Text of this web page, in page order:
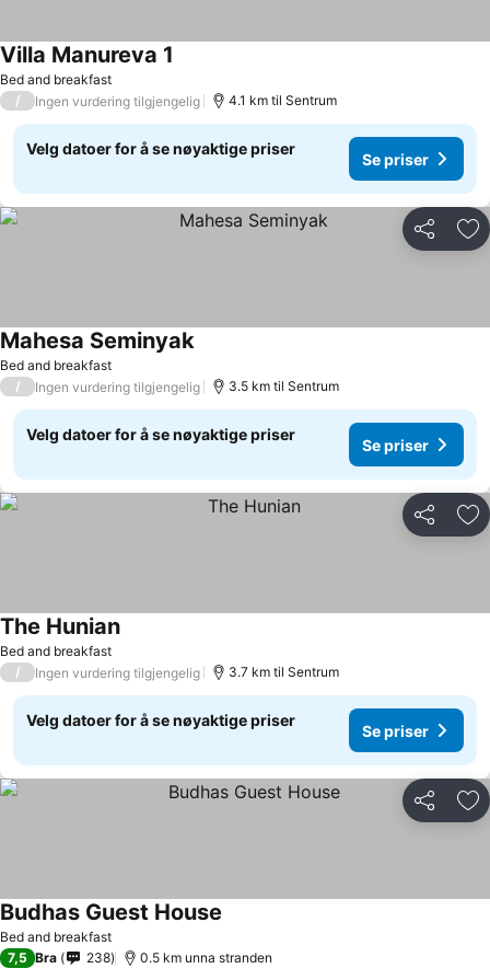
Bed and breakfast
Villa Manureva 1
/ Ingen vurdering tilgjengelig 4.1 km til Sentrum
Velg datoer for å se nøyaktige priser
Se priser
Del
Bed and breakfast
Mahesa SeminyakSe priser
/ Ingen vurdering tilgjengelig 3.5 km til Sentrum
Velg datoer for å se nøyaktige priser
Se priser
Del
Bed and breakfast
The HunianSe priser
/ Ingen vurdering tilgjengelig 3.7 km til Sentrum
Velg datoer for å se nøyaktige priser
Se priser
Del
Bed and breakfast
Budhas Guest House
7,5 Bra 238 0.5 km unna stranden